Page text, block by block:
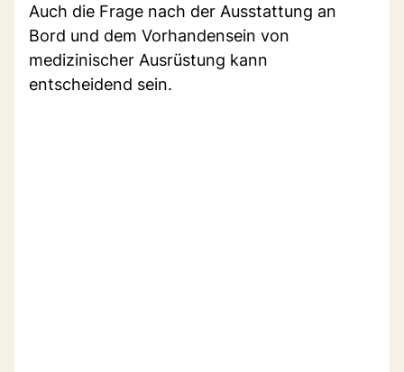
Auch die Frage nach der Ausstattung an
Bord und dem Vorhandensein von
medizinischer Ausrüstung kann
entscheidend sein.